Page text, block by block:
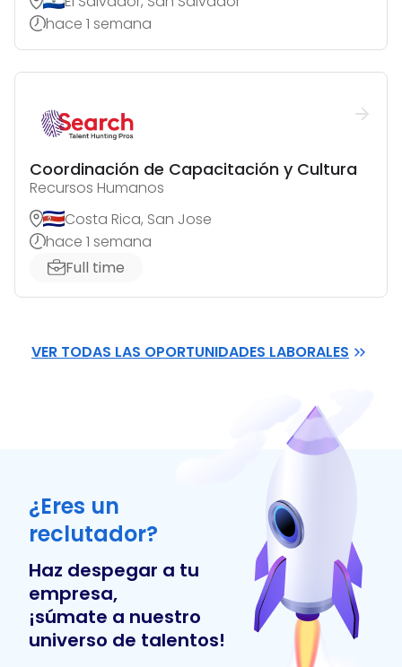
hace 1 semana
Coordinación de Capacitación y Cultura
Recursos Humanos
Costa Rica, San Jose
hace 1 semana
Full time
VER TODAS LAS OPORTUNIDADES LABORALES
¿Eres un
reclutador?
Haz despegar a tu
empresa,
¡súmate a nuestro
universo de talentos!